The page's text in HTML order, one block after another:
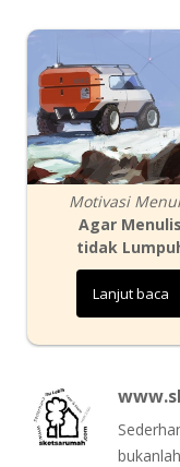
Motivasi
Agar Menulis
tidak
Lanjut baca